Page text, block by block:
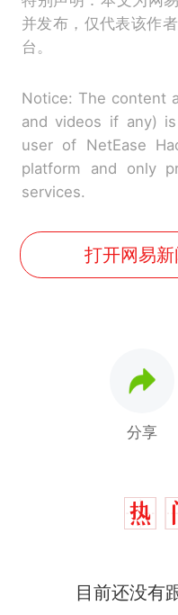
并发布，仅代表该作
台。
Notice: The content
and videos if any)
user of NetEase
platform and only
services.
打开网易
分享
目前还没有